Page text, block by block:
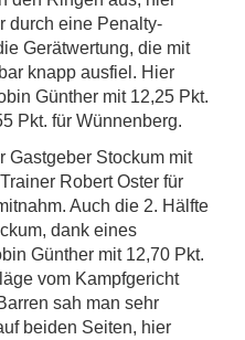
durch eine Penalty-
Gerätwertung, die mit
knapp ausfiel. Hier
Günther mit 12,25 Pkt.
Pkt. für Wünnenberg.
Gastgeber Stockum mit
Robert Oster für
Auch die 2. Hälfte
dank eines
Günther mit 12,70 Pkt.
vom Kampfgericht
sah man sehr
beiden Seiten, hier